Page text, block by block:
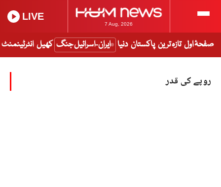
7 Aug, 2026
LIVE
صفحۂ اول تازہ ترین پاکستان دنیا ایران-اسرائیل جنگ کھیل انٹرٹینمنٹ
روپے کی قدر